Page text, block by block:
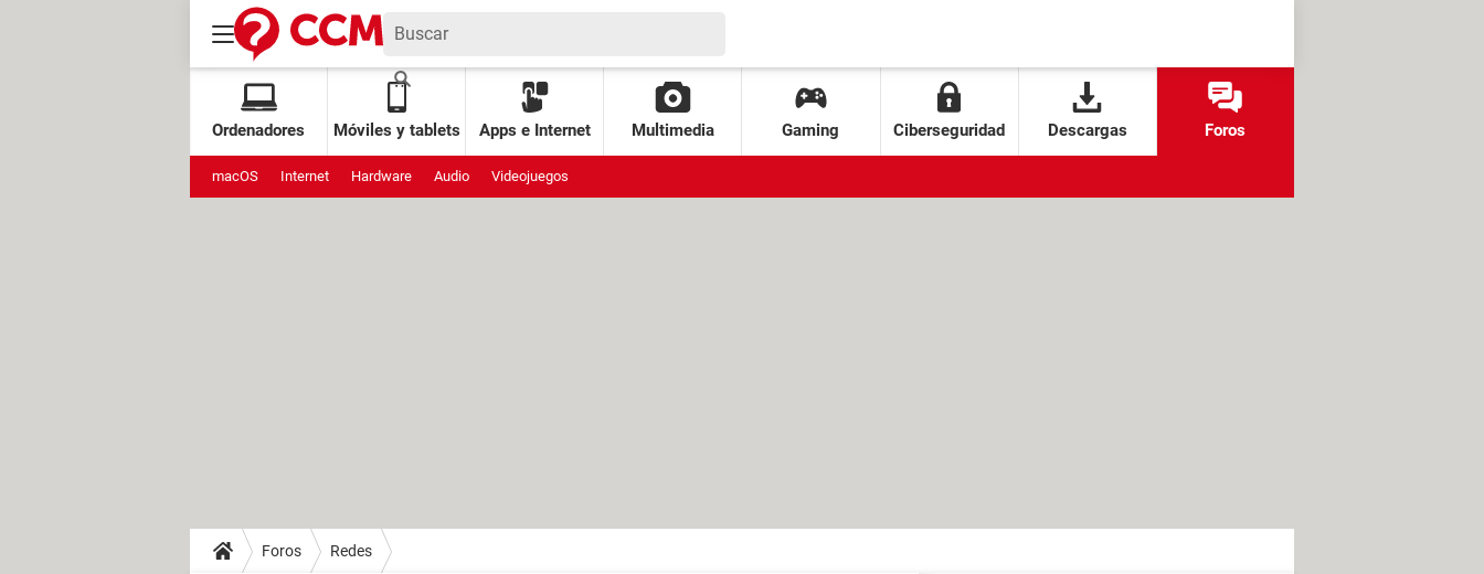
Ordenadores Móviles y tablets Apps e Internet Multimedia Gaming Ciberseguridad Descargas Foros
macOS Internet Hardware Audio Videojuegos
Foros Redes